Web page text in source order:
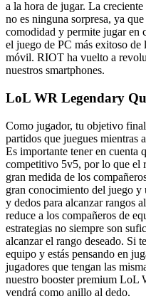
a la hora de jugar. La
no es ninguna sorpresa, ya
comodidad y permite jugar en
el juego de PC más exitoso
móvil. RIOT ha vuelto a
nuestros smartphones.
LoL WR Legendary
Como jugador, tu objetivo
partidos que juegues mientras
Es importante tener en
competitivo 5v5, por lo que el
gran medida de los
gran conocimiento del juego y
y dedos para alcanzar rangos
reduce a los compañeros de
estrategias no siempre son
alcanzar el rango deseado. Si
equipo y estás pensando en
jugadores que tengan las
nuestro booster premium LoL
vendrá como anillo al dedo.